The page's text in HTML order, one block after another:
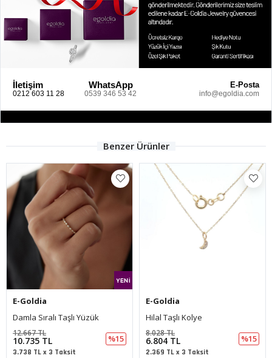
İletişim
0212 603 11 28
WhatsApp
0539 346 53 42
E-Posta
info@egoldia.com
Benzer Ürünler
E-Goldia
Damla Sıralı Taşlı Yüzük
10.735 TL
12.667 TL
%15
3.738 TL x 3 Taksit
E-Goldia
Hilal Taşlı Kolye
6.804 TL
8.028 TL
%15
2.369 TL x 3 Taksit